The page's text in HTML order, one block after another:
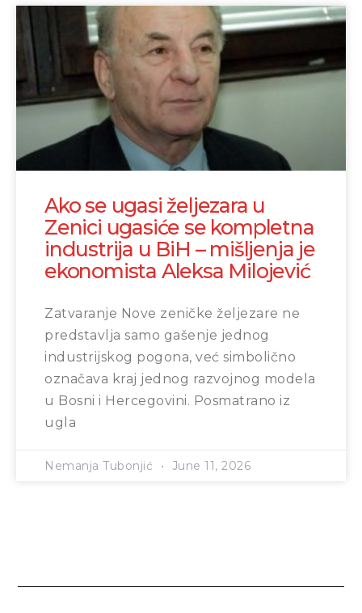
Ako se ugasi željezara u
Zenici ugasiće se kompletna
industrija u BiH – mišljenja je
ekonomista Aleksa Milojević
Zatvaranje Nove zeničke željezare ne
predstavlja samo gašenje jednog
industrijskog pogona, već simbolično
označava kraj jednog razvojnog modela
u Bosni i Hercegovini. Posmatrano iz
ugla
Nemanja Tubonjić June 11, 2026